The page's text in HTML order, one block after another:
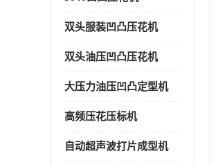
双头服装凹凸压花机
双头油压凹凸压花机
大压力油压凹凸定型机
高频压花压标机
自动超声波打片成型机